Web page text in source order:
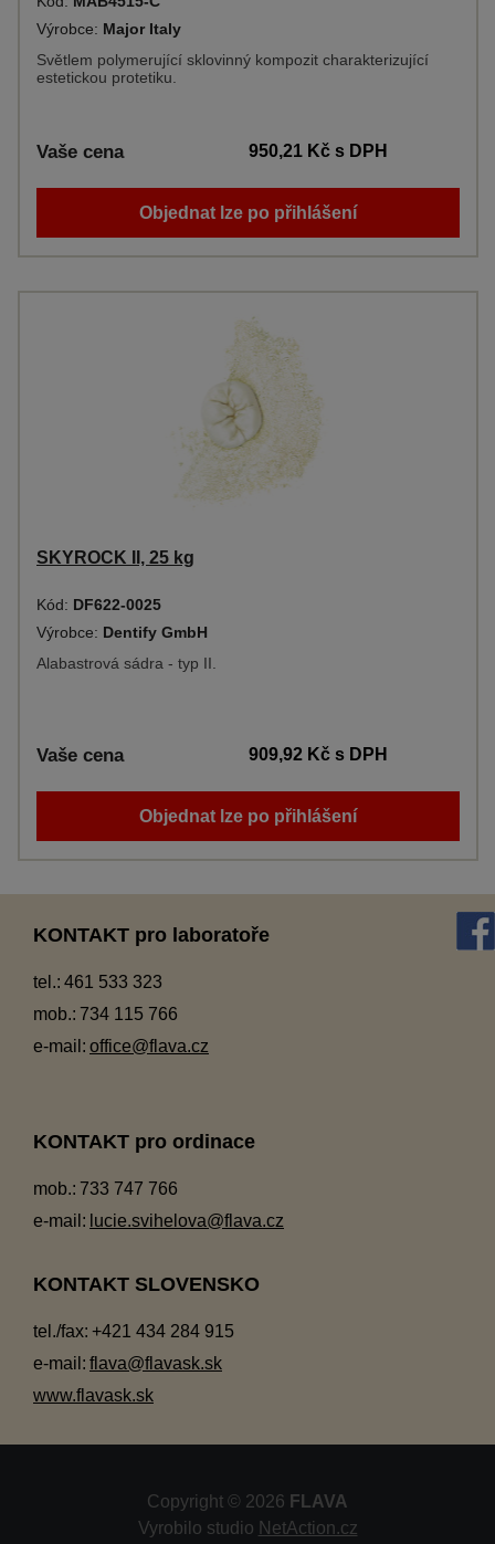
Výrobce: Major Italy
Světlem polymerující sklovinný kompozit charakterizující
estetickou protetiku.
Vaše cena 950,21 Kčs DPH
Objednat lze po přihlášení
SKYROCK II, 25 kg
Kód: DF622-0025
Výrobce: Dentify GmbH
Alabastrová sádra - typ II.
Vaše cena 909,92 Kčs DPH
Objednat lze po přihlášení
KONTAKT pro laboratoře
tel.: 461 533 323
mob.: 734 115 766
e-mail: office@flava.cz
KONTAKT pro ordinace
mob.: 733 747 766
e-mail: lucie.svihelova@flava.cz
KONTAKT SLOVENSKO
tel./fax: +421 434 284 915
e-mail: flava@flavask.sk
www.flavask.sk
Copyright © 2026 FLAVA
Vyrobilo studio NetAction.cz